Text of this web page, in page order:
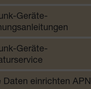
Geräte-
Geräte-
Daten einrichten APN